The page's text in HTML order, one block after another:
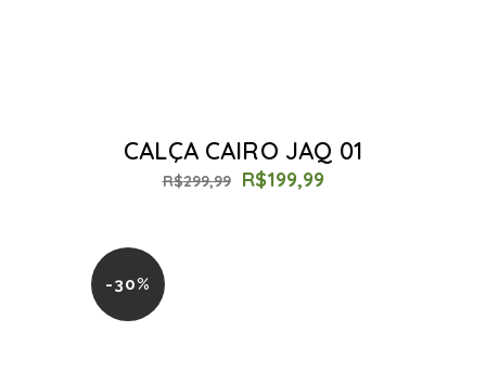
CALÇA CAIRO JAQ 01
R$299,99 R$199,99
-30%